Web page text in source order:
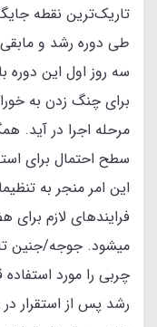
طی دوره رشد و
سه روز اول این
برای چنگ زدن به
مرحله اجرا در آید.
سطح احتمال برای
این امر منجر به
فرایندهای لازم
میشود. جوجه/جنین تا
چربی را مورد
رشد پس از استقرار